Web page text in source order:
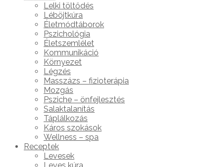
Lelki töltődés
Léböjtkúra
Életmódtáborok
Pszichológia
Életszemlélet
Kommunikáció
Környezet
Légzés
Masszázs – fizioterápia
Mozgás
Psziche – önfejlesztés
Salaktalanítás
Táplálkozás
Káros szokások
Wellness – spa
Receptek
Levesek